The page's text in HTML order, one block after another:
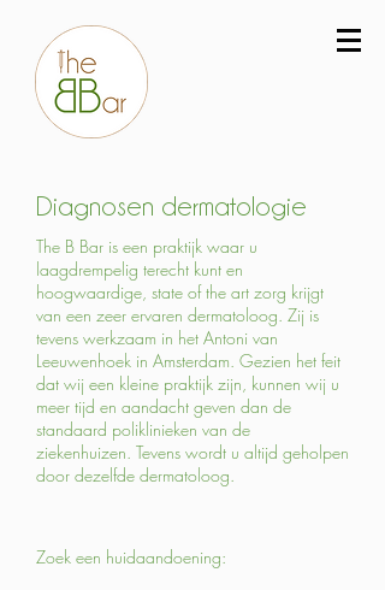
Diagnosen dermatologie
The B Bar is een praktijk waar u
laagdrempelig terecht kunt en
hoogwaardige, state of the art zorg krijgt
van een zeer ervaren dermatoloog. Zij is
tevens werkzaam in het Antoni van
Leeuwenhoek in Amsterdam. Gezien het feit
dat wij een kleine praktijk zijn, kunnen wij u
meer tijd en aandacht geven dan de
standaard poliklinieken van de
ziekenhuizen. Tevens wordt u altijd geholpen
door dezelfde dermatoloog.
Zoek een huidaandoening: